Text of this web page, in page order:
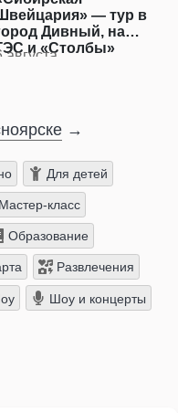
— тур в
Дивный, на
и «Столбы»
августа
→
Для детей
класс
Образование
Развлечения
Шоу и концерты